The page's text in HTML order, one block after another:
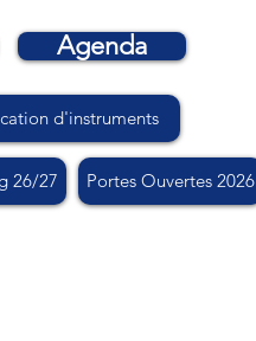
Agenda
d'instruments
26/27 Portes Ouvertes 2026